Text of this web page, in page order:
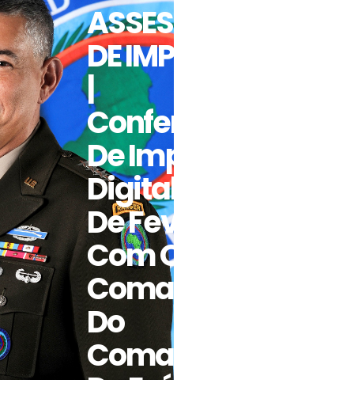
ASSESSORIA
DE IMPRENSA
|
Conferência
De Imprensa
Digital De 3
De Fevereiro
Com O
Comandante
Do
Comando
Do Exército